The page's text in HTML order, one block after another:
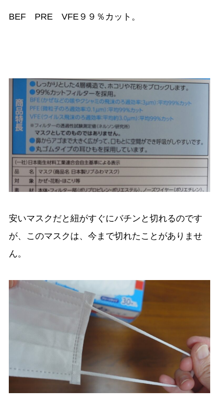
BEF PRE VFE９９％カット。
安いマスクだと紐がすぐにバチンと切れるのです
が、このマスクは、今まで切れたことがありませ
ん。